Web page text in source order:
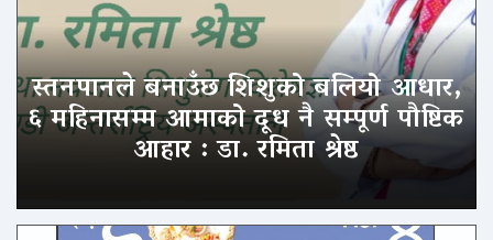
स्तनपानले बनाउँछ शिशुको बलियो आधार,
६ महिनासम्म आमाको दूध नै सम्पूर्ण पौष्टिक
आहार : डा. रमिता श्रेष्ठ